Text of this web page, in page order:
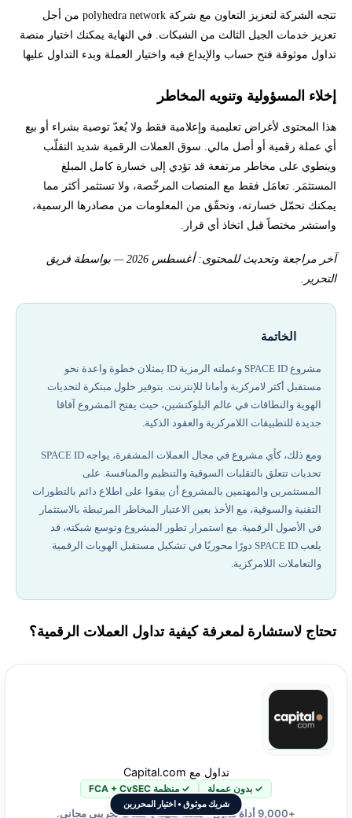
تتجه الشركة لتعزيز التعاون مع شركة polyhedra network من أجل
تعزيز خدمات الجيل الثالث من الشبكات. في النهاية يمكنك اختيار منصة
تداول موثوقة فتح حساب والإيداع فيه واختيار العملة وبدء التداول عليها
إخلاء المسؤولية وتنويه المخاطر
هذا المحتوى لأغراض تعليمية وإعلامية فقط ولا يُعدّ توصية بشراء أو بيع
أي عملة رقمية أو أصل مالي. سوق العملات الرقمية شديد التقلّب
وينطوي على مخاطر مرتفعة قد تؤدي إلى خسارة كامل المبلغ
المستثمَر. تعامَل فقط مع المنصات المرخّصة، ولا تستثمر أكثر مما
يمكنك تحمّل خسارته، وتحقّق من المعلومات من مصادرها الرسمية،
واستشر مختصاً قبل اتخاذ أي قرار.
آخر مراجعة وتحديث للمحتوى: أغسطس 2026 — بواسطة فريق
التحرير.
الخاتمة
مشروع SPACE ID وعملته الرمزية ID يمثلان خطوة واعدة نحو
مستقبل أكثر لامركزية وأمانا للإنترنت. بتوفير حلول مبتكرة لتحديات
الهوية والنطاقات في عالم البلوكتشين، حيث يفتح المشروع آفاقا
جديدة للتطبيقات اللامركزية والعقود الذكية.
ومع ذلك، كأي مشروع في مجال العملات المشفرة، يواجه SPACE ID
تحديات تتعلق بالتقلبات السوقية والتنظيم والمنافسة. على
المستثمرين والمهتمين بالمشروع أن يبقوا على اطلاع دائم بالتطورات
التقنية والسوقية، مع الأخذ بعين الاعتبار المخاطر المرتبطة بالاستثمار
في الأصول الرقمية. مع استمرار تطور المشروع وتوسع شبكته، قد
يلعب SPACE ID دورًا محوريًا في تشكيل مستقبل الهويات الرقمية
والتعاملات اللامركزية.
تحتاج لاستشارة لمعرفة كيفية تداول العملات الرقمية؟
شريك موثوق • اختيار المحررين
تداول مع Capital.com
✓ بدون عمولة ✓ منظمة FCA + CySEC
+9,000 أداة تداول • منصة سهلة وحساب تجريبي مجاني.